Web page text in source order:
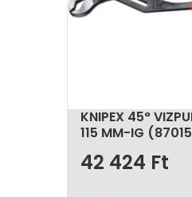
KNIPEX 45°
115 MM-IG
42 424 Ft